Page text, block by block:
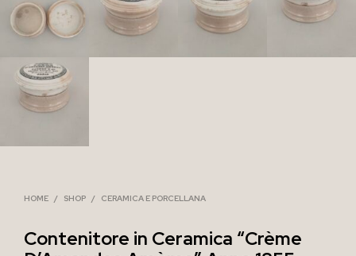
HOME / SHOP / CERAMICA E PORCELLANA
Contenitore in Ceramica “Crème